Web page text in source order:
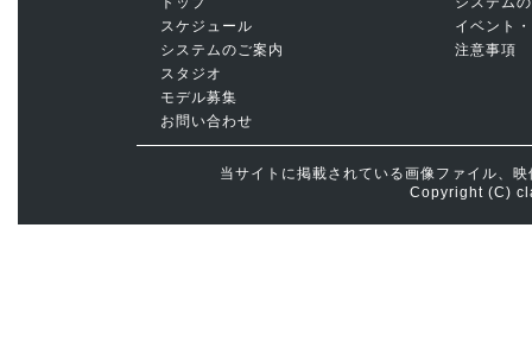
スケジュール
システムのご案内
スタジオ
モデル募集
お問い合わせ
イベント
注意事項
当サイトに掲載されている画像ファイル、
Copyright (C)